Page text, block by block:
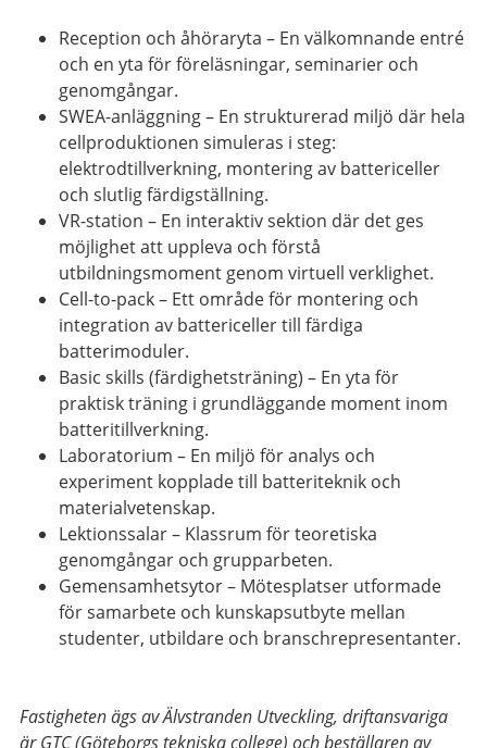
Reception och åhöraryta – En välkomnande entré
och en yta för föreläsningar, seminarier och
genomgångar.
SWEA-anläggning– En strukturerad miljö där hela
cellproduktionen simuleras i steg:
elektrodtillverkning, montering av battericeller
och slutlig färdigställning.
VR-station – En interaktiv sektion där det ges
möjlighet att uppleva och förstå
utbildningsmoment genom virtuell verklighet.
Cell-to-pack– Ett område för montering och
integration av battericeller till färdiga
batterimoduler.
Basic skills (färdighetsträning) – En yta för
praktisk träning i grundläggande moment inom
batteritillverkning.
Laboratorium – En miljö för analys och
experiment kopplade till batteriteknik och
materialvetenskap.
Lektionssalar– Klassrum för teoretiska
genomgångar och grupparbeten.
Gemensamhetsytor– Mötesplatser utformade
för samarbete och kunskapsutbyte mellan
studenter, utbildare och branschrepresentanter.
Fastigheten ägs av Älvstranden Utveckling, driftansvariga
är GTC (Göteborgs tekniska college) och beställaren av